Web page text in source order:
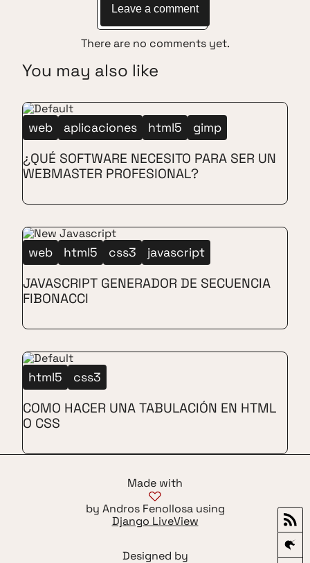
Leave a comment
There are no comments yet.
You may also like
web aplicaciones html5 gimp
¿QUÉ SOFTWARE NECESITO PARA SER UN
WEBMASTER PROFESIONAL?
web html5 css3 javascript
JAVASCRIPT GENERADOR DE SECUENCIA
FIBONACCI
html5 css3
COMO HACER UNA TABULACIÓN EN HTML
O CSS
Made with
by Andros Fenollosa using
Django LiveView
Designed by